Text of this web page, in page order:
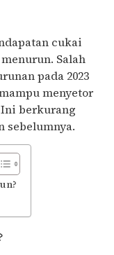
cukai
Salah
pada 2023
menyetor
Ini berkurang
sebelumnya.